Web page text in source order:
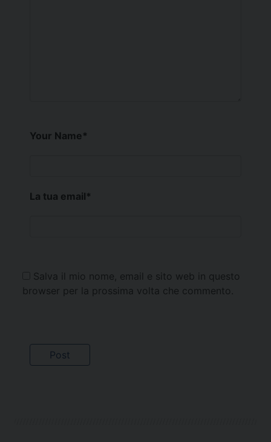
Your Name*
La tua email*
Salva il mio nome, email e sito web in questo
browser per la prossima volta che commento.